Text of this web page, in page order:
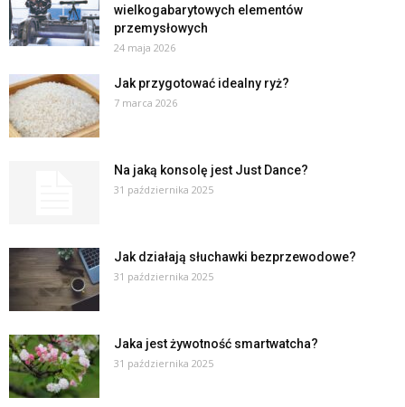
wielkogabarytowych elementów
przemysłowych
24 maja 2026
Jak przygotować idealny ryż?
7 marca 2026
Na jaką konsolę jest Just Dance?
31 października 2025
Jak działają słuchawki bezprzewodowe?
31 października 2025
Jaka jest żywotność smartwatcha?
31 października 2025